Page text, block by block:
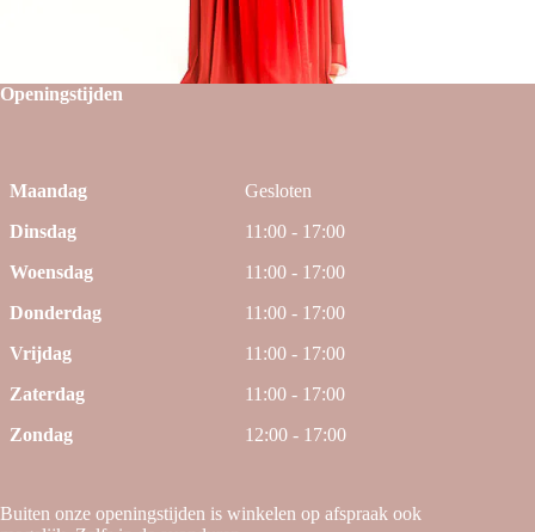
Openingstijden
Maandag
Gesloten
Dinsdag
11:00 - 17:00
Woensdag
11:00 - 17:00
Donderdag
11:00 - 17:00
Vrijdag
11:00 - 17:00
Zaterdag
11:00 - 17:00
Zondag
12:00 - 17:00
Buiten onze openingstijden is winkelen op afspraak ook